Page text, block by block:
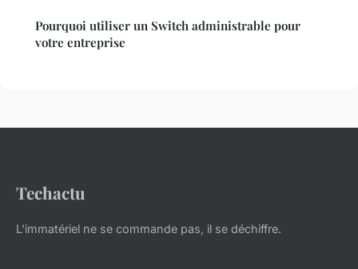
Pourquoi utiliser un Switch administrable pour
votre entreprise
Techactu
L'immatériel ne se commande pas, il se déchiffre.